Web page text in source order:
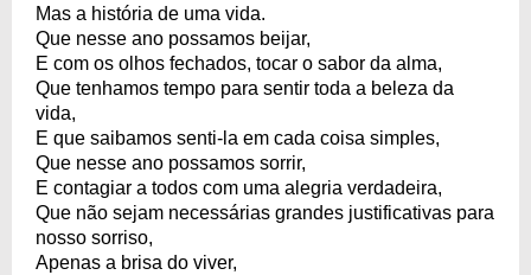
Mas a história de uma vida.
Que nesse ano possamos beijar,
E com os olhos fechados, tocar o sabor da alma,
Que tenhamos tempo para sentir toda a beleza da
vida,
E que saibamos senti-la em cada coisa simples,
Que nesse ano possamos sorrir,
E contagiar a todos com uma alegria verdadeira,
Que não sejam necessárias grandes justificativas para
nosso sorriso,
Apenas a brisa do viver,